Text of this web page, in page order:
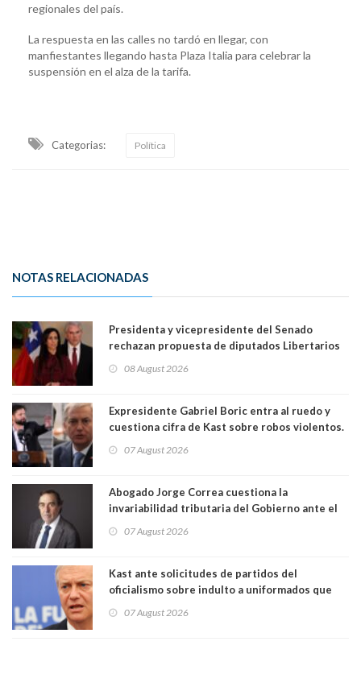
regionales del país.
La respuesta en las calles no tardó en llegar, con
manfiestantes llegando hasta Plaza Italia para celebrar la
suspensión en el alza de la tarifa.
Categorias: Política
NOTAS RELACIONADAS
Presidenta y vicepresidente del Senado
rechazan propuesta de diputados Libertarios
"Constituye un camino equivocado"
08 August 2026
Expresidente Gabriel Boric entra al ruedo y
cuestiona cifra de Kast sobre robos violentos.
07 August 2026
Abogado Jorge Correa cuestiona la
invariabilidad tributaria del Gobierno ante el
democracia” y "defendemos la alternancia en el
07 August 2026
Kast ante solicitudes de partidos del
oficialismo sobre indulto a uniformados que
07 August 2026